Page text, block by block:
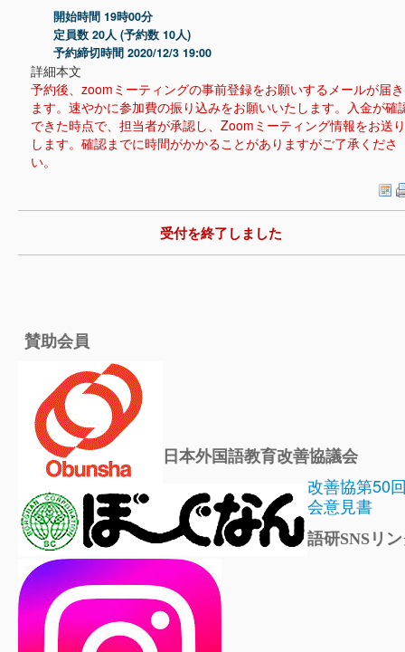
開始時間 19時00分
定員数 20人 (予約数 10人)
予約締切時間 2020/12/3 19:00
詳細本文
予約後、zoomミーティングの事前登録をお願いするメールが届き
ます。速やかに参加費の振り込みをお願いいたします。入金が確
できた時点で、担当者が承認し、Zoomミーティング情報をお送り
します。確認までに時間がかかることがありますがご了承くださ
い。
受付を終了しました
賛助会員
日本外国語教育改善協議会
改善協第50
会意見書
語研SNSリ